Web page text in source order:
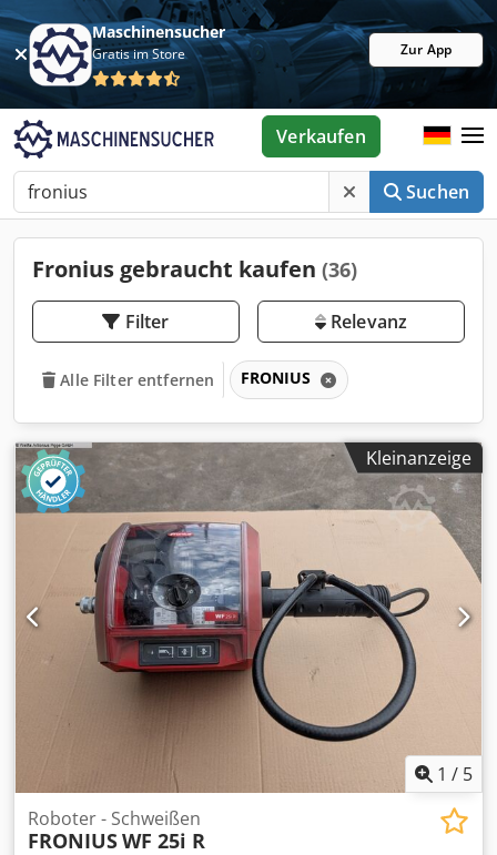
Maschinensucher
Gratis im Store Zur App
Suchen
Verkaufen
Fronius gebraucht kaufen (36)
Filter Relevanz
Alle Filter entfernen FRONIUS
Kleinanzeige
1 / 5
Roboter - Schweißen
FRONIUSWF 25i R